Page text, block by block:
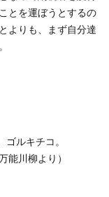
とを運ぼうとするの
よりも、まず自分達
ルキチコ。
能川柳より）